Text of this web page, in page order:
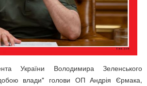
України Володимира Зеленського
влади" голови ОП Андрія Єрмака,